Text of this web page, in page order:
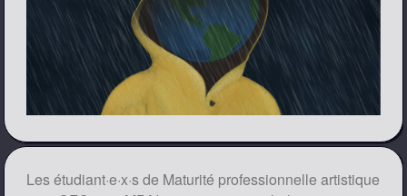
Les étudiant·e·x·s de Maturité professionnelle artistique